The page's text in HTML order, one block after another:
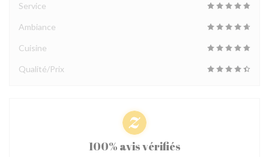
Service
Ambiance
Cuisine
Qualité/Prix
100% avis vérifiés